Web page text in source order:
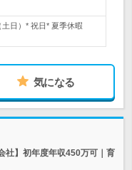
日）* 祝日* 夏季休暇
気になる
社】初年度年収450万可｜育